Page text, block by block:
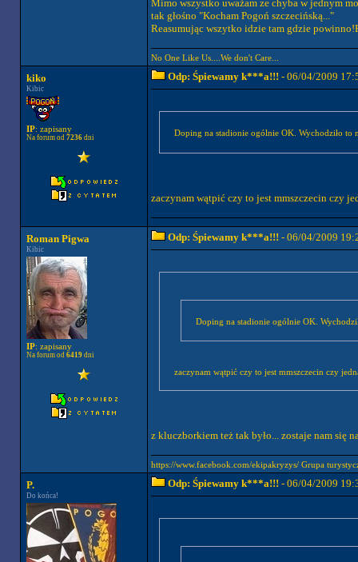
Mimo wszystko uważam ze chyba w jednym
tak głośno "Kocham Pogoń szczecińską..."
Reasumując wszytko idzie tam gdzie
No One Like Us....We don't Care...
kiko
Kibic
IP: zapisany
Na forum od 7236dni
Odp: Śpiewamy k***a!!! - 06/04/2009
Doping na stadionie ogólnie OK. Wychodziło to
zaczynam wątpić czy to jest mmszczecin czy
Roman Pigwa
Kibic
IP: zapisany
Na forum od 6419dni
Odp: Śpiewamy k***a!!! - 06/04/2009
Doping na stadionie ogólnie OK.
zaczynam wątpić czy to jest mmszczecin czy
z kluczborkiem też tak było... zostaje nam się
https://www.facebook.com/ekipakryzys/ Grupa
P.
Do końca!
Odp: Śpiewamy k***a!!! - 06/04/2009